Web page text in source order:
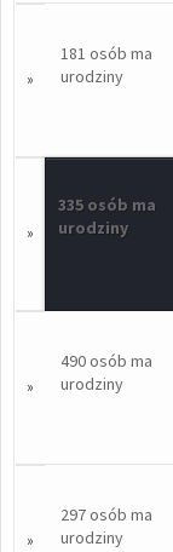
»
181 osób ma
urodziny
»
335 osób ma
urodziny
»
490 osób ma
urodziny
»
297 osób ma
urodziny